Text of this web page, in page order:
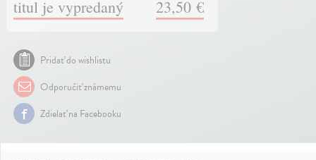
titul je vypredaný 23,50 €
Pridať do wishlistu
Odporučiť známemu
Zdielať na Facebooku